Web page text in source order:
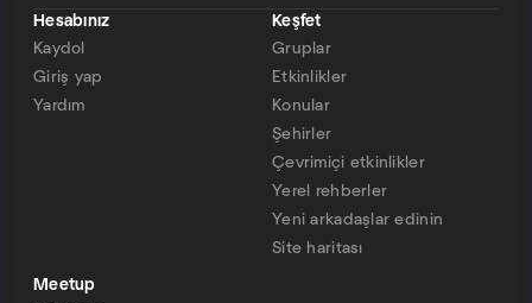
Hesabınız
Kaydol
Giriş yap
Yardım
Keşfet
Gruplar
Etkinlikler
Konular
Şehirler
Çevrimiçi etkinlikler
Yerel rehberler
Yeni arkadaşlar edinin
Site haritası
Meetup